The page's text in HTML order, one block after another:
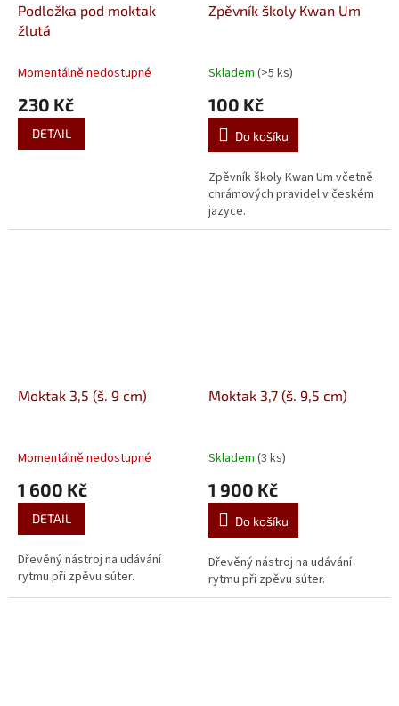
Podložka pod moktak
žlutá
Momentálně nedostupné
230 Kč
DETAIL
Zpěvník školy Kwan Um
Skladem (>5 ks)
100 Kč
Do košíku
Zpěvník školy Kwan Um včetně
chrámových pravidel v českém
jazyce.
Moktak 3,5 (š. 9 cm)
Momentálně nedostupné
1 600 Kč
DETAIL
Dřevěný nástroj na udávání
rytmu při zpěvu súter.
Moktak 3,7 (š. 9,5 cm)
Skladem (3 ks)
1 900 Kč
Do košíku
Dřevěný nástroj na udávání
rytmu při zpěvu súter.